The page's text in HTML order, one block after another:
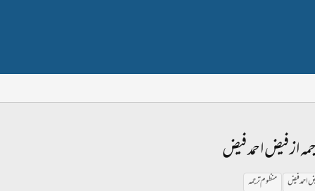
از فیض احمد فیض
احمد فیض منظوم ترجمہ